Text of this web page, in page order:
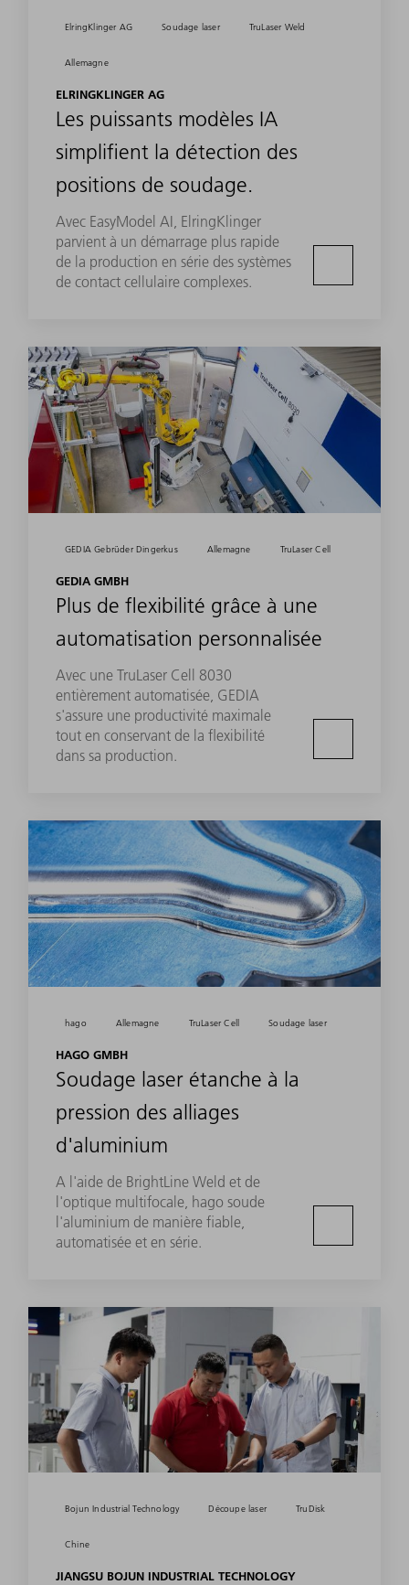
ElringKlinger AG Soudage laser TruLaser Weld
Allemagne
ELRINGKLINGER AG
Les puissants modèles IA
simplifient la détection des
positions de soudage.
Avec EasyModel AI, ElringKlinger
parvient à un démarrage plus rapide
de la production en série des systèmes
de contact cellulaire complexes.
GEDIA Gebrüder Dingerkus Allemagne TruLaser Cell
GEDIA GMBH
Plus de flexibilité grâce à une
automatisation personnalisée
Avec une TruLaser Cell 8030
entièrement automatisée, GEDIA
s'assure une productivité maximale
tout en conservant de la flexibilité
dans sa production.
hago Allemagne TruLaser Cell Soudage laser
HAGO GMBH
Soudage laser étanche à la
pression des alliages
d'aluminium
A l'aide de BrightLine Weld et de
l'optique multifocale, hago soude
l'aluminium de manière fiable,
automatisée et en série.
Bojun Industrial Technology Découpe laser TruDisk
Chine
JIANGSU BOJUN INDUSTRIAL TECHNOLOGY